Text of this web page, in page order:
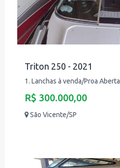
Triton 250 - 2021
1. Lanchas à venda/Proa Aberta
R$ 300.000,00
São Vicente/SP